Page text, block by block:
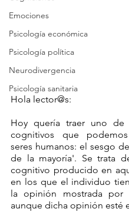
Emociones
Psicología económica
Psicología política
Neurodivergencia
Psicología sanitaria
Hola lector@s:
Hoy quería traer uno de
cognitivos que
seres humanos: el sesgo
de la mayoría'. Se trata
cognitivo producido en
en los que el individuo
la opinión mostrada por
aunque dicha opinión esté